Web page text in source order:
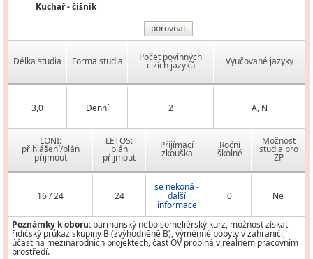
Kuchař - číšník
porovnat
Délka studia Forma studia Počet povinných
cizích jazyků Vyučované jazyky
3,0 Denní 2 A, N
LONI:
přihlášení/plán
přijmout
LETOS:
plán
přijmout
Přijímací
zkouška
Roční
školné
Možnost
studia pro
ZP
16 / 24 24
se nekoná -
další
informace
0 Ne
Poznámky k oboru: barmanský nebo someliérský kurz, možnost získat
řidičský průkaz skupiny B (zvýhodněně B), výměnné pobyty v zahraničí,
účast na mezinárodních projektech, část OV probíhá v reálném pracovním
prostředí.